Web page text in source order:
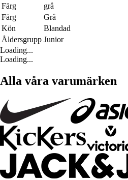
Färg
grå
Färg
Grå
Kön
Blandad
Åldersgrupp Junior
Loading...
Loading...
Alla våra varumärken